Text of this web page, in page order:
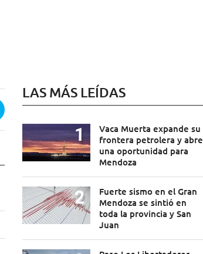
LAS MÁS LEÍDAS
Vaca Muerta expande su
frontera petrolera y abre
una oportunidad para
Mendoza
Fuerte sismo en el Gran
Mendoza se sintió en
toda la provincia y San
Juan